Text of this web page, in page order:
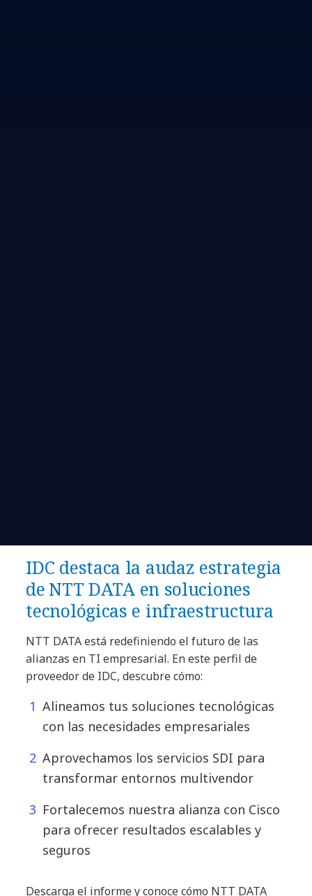
IDC destaca la audaz estrategia
de ㅤㅤㅤㅤNTT DATA en soluciones
tecnológicas e infraestructura
NTT DATA está redefiniendo el futuro de las
alianzas en TI empresarial. En este perfil de
proveedor de IDC, descubre cómo:
Alineamos tus soluciones tecnológicas
con las necesidades empresariales
Aprovechamos los servicios SDI para
transformar entornos multivendor
Fortalecemos nuestra alianza con Cisco
para ofrecer resultados escalables y
seguros
Descarga el informe y conoce cómo NTT DATA